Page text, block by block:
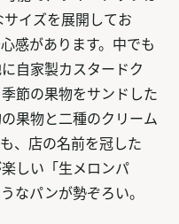
イズを展開してお
感があります。中でも
自家製カスタードク
節の果物をサンドした
果物と二種のクリーム
、店の名前を冠した
しい「生メロンパ
なパンが勢ぞろい。